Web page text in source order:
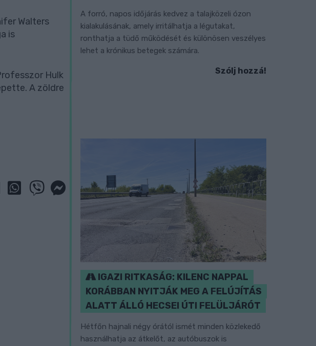
Walters
is
Hulk
A zöldre
A forró, napos időjárás kedvez a talajközeli ózon
kialakulásának, amely irritálhatja a légutakat,
ronthatja a tüdő működését és különösen veszélyes
lehet a krónikus betegek számára.
Szólj hozzá!
IGAZI RITKASÁG: KILENC NAPPAL
KORÁBBAN NYITJÁK MEG A FELÚJÍTÁS
ALATT ÁLLÓ HECSEI ÚTI FELÜLJÁRÓT
Hétfőn hajnali négy órától ismét minden közlekedő
használhatja az átkelőt, az autóbuszok is